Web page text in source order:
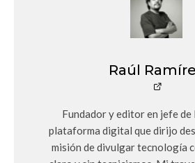
Raúl
Fundador y editor en jefe de
plataforma digital que dirijo
misión de divulgar tecnología